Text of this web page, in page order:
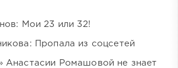
Мои 23 или 32!
Пропала из соцсетей
Анастасии Ромашовой не знает